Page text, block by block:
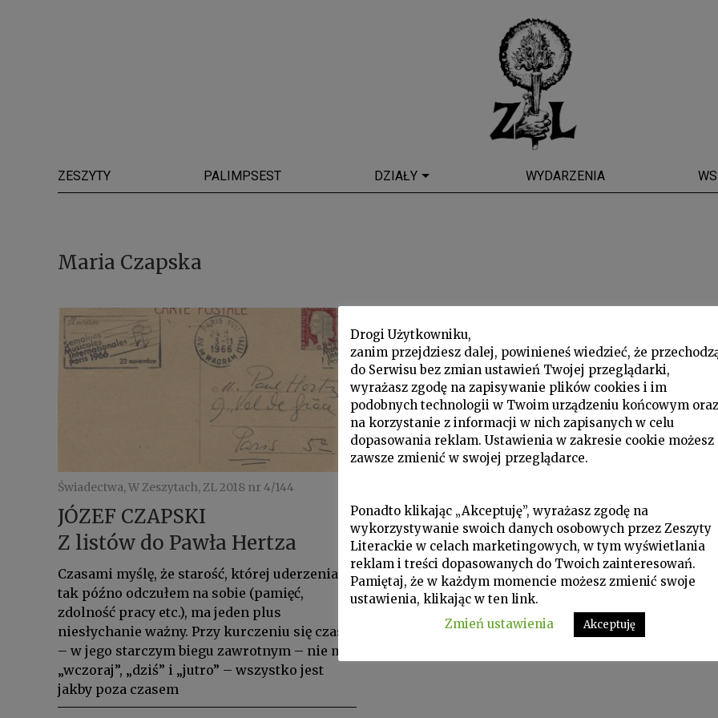
ZESZYTY PALIMPSEST DZIAŁY WYDARZENIA
Maria Czapska
Świadectwa, W Zeszytach, ZL 2018 nr 4/144
JÓZEF CZAPSKI
Z listów do Pawła Hertza
Czasami myślę, że starość, której uderzenia
tak późno odczułem na sobie (pamięć,
zdolność pracy etc.), ma jeden plus
niesłychanie ważny. Przy kurczeniu się czasu
– w jego starczym biegu zawrotnym – nie ma
„wczoraj”, „dziś” i „jutro” – wszystko jest
jakby poza czasem
Drogi Użytkowniku,
zanim przejdziesz dalej, powinieneś wiedzieć, że
do Serwisu bez zmian ustawień Twojej przeglądarki,
wyrażasz zgodę na zapisywanie plików cookies i im
podobnych technologii w Twoim urządzeniu końcowym oraz
na korzystanie z informacji w nich zapisanych w celu
dopasowania reklam. Ustawienia w zakresie cookie możesz
zawsze zmienić w swojej przeglądarce.
Ponadto klikając „Akceptuję”, wyrażasz zgodę na
wykorzystywanie swoich danych osobowych przez Zeszyty
Literackie w celach marketingowych, w tym wyświetlania
reklam i treści dopasowanych do Twoich zainteresowań.
Pamiętaj, że w każdym momencie możesz zmienić swoje
ustawienia, klikając w ten link.
Zmień ustawienia
Akceptuję